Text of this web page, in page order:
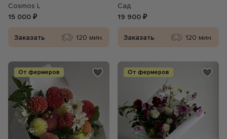
Сosmos L
15 000 ₽
Заказать 120 мин.
Сад
19 900 ₽
Заказать 120 мин.
От фермеров От фермеров